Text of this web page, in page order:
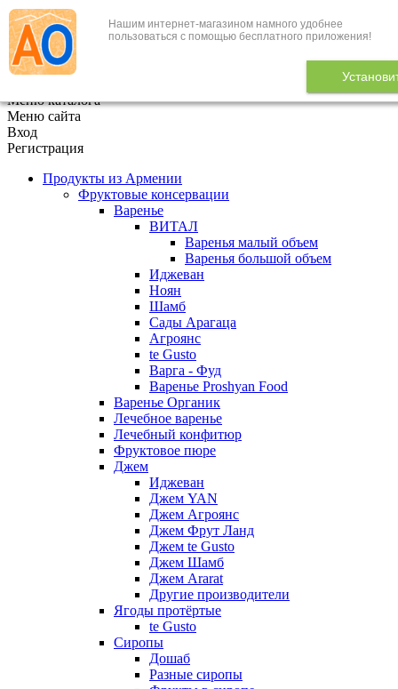
Нашим интернет-магазином намного удобнее
пользоваться с помощью бесплатного приложения!
+7 (495) 646-888-1
В корзине 0
Меню каталога
Меню сайта
Вход
Регистрация
Продукты из Армении
Фруктовые консервации
Варенье
ВИТАЛ
Варенья малый объем
Варенья большой объем
Иджеван
Ноян
Шамб
Сады Арагаца
Агроянс
te Gusto
Варга - Фуд
Варенье Proshyan Food
Варенье Органик
Лечебное варенье
Лечебный конфитюр
Фруктовое пюре
Джем
Иджеван
Джем YAN
Джем Агроянс
Джем Фрут Ланд
Джем te Gusto
Джем Шамб
Джем Ararat
Другие производители
Ягоды протёртые
te Gusto
Сиропы
Дошаб
Разные сиропы